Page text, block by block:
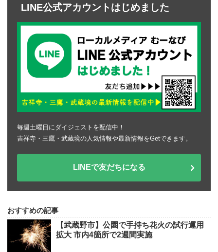
LINE公式アカウントはじめました
毎週土曜日にダイジェストを配信中！
吉祥寺・三鷹・武蔵境の人気情報や最新情報をGetできます。
LINEで友だちになる
おすすめの記事
【武蔵野市】公園で手持ち花火の試行運用
拡大 市内4箇所で2週間実施